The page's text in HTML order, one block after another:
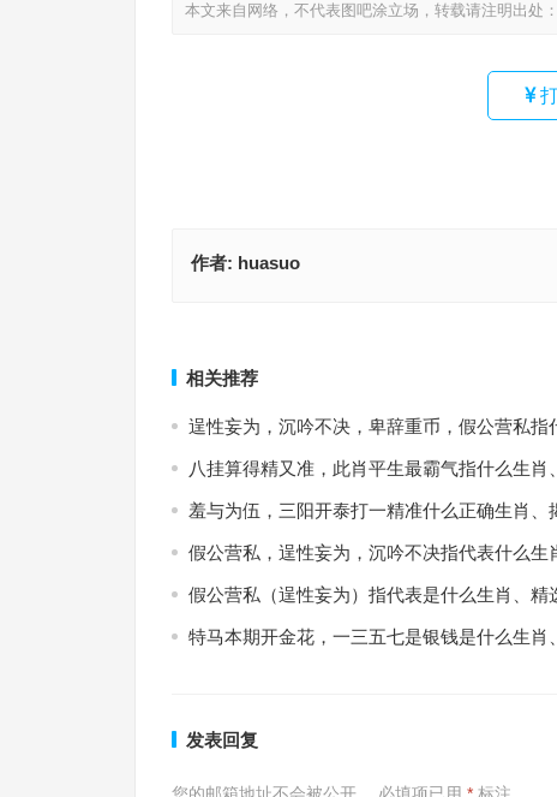
本文来自网络，不代表图吧涂立场，转载请注明出处：
作者: huasuo
相关推荐
逞性妄为，沉吟不决，卑辞重币，假公营私指
八挂算得精又准，此肖平生最霸气指什么生肖
羞与为伍，三阳开泰打一精准什么正确生肖、
假公营私，逞性妄为，沉吟不决指代表什么生
假公营私（逞性妄为）指代表是什么生肖、精
特马本期开金花，一三五七是银钱是什么生肖
发表回复